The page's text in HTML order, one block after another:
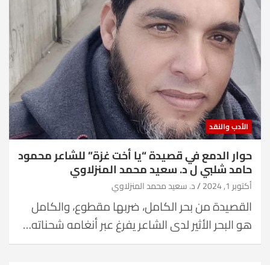
الأدب والنقد
حوار الدمع في قصيدة “يا أخت غزة” للشاعر محمود
حامد شلبي ل د. سعيد محمد المنزلاوي
أكتوبر 1, 2024 د. سعيد محمد المنزلاوي
القصيدة من بحر الكامل، ضربها مقطوع، والكامل
هو البحر الأثير لدى الشاعر يفرغ عبر أنغامه شحناته…